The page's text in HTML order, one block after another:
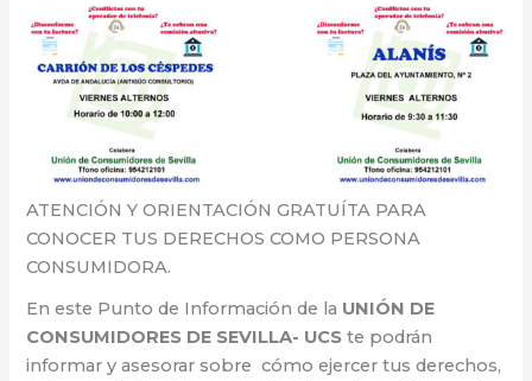
ATENCIÓN Y ORIENTACIÓN GRATUÍTA PARA
CONOCER TUS DERECHOS COMO PERSONA
CONSUMIDORA.
En este Punto de Información de la UNIÓN DE
CONSUMIDORES DE SEVILLA- UCS te podrán
informar y asesorar sobre cómo ejercer tus derechos,